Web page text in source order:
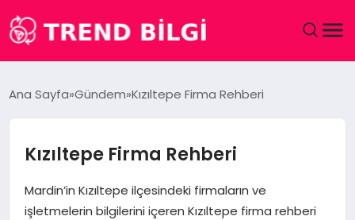
DÜNYA
EĞITIM
EKONOMI
Ana Sayfa Gündem Kızıltepe Firma Rehberi
Kızıltepe Firma Rehberi
Mardin’in Kızıltepe ilçesindeki firmaların ve
işletmelerin bilgilerini içeren Kızıltepe firma rehberi